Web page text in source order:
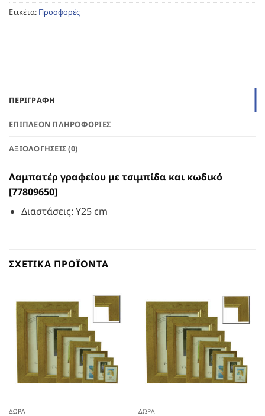
Ετικέτα: Προσφορές
ΠΕΡΙΓΡΑΦΉ
ΕΠΙΠΛΈΟΝ ΠΛΗΡΟΦΟΡΊΕΣ
ΑΞΙΟΛΟΓΉΣΕΙΣ (0)
Λαμπατέρ γραφείου με τσιμπίδα και κωδικό
[77809650]
Διαστάσεις: Υ25 cm
ΣΧΕΤΙΚΆ ΠΡΟΪΌΝΤΑ
ΔΏΡΑ ΔΏΡΑ